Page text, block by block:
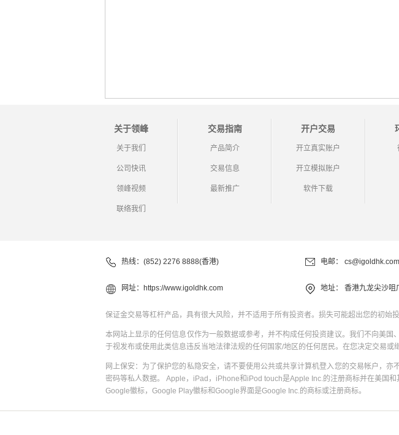
关于领峰
关于我们
公司快讯
领峰视频
联络我们
交易指南
产品简介
交易信息
最新推广
开户交易
开立真实账户
开立模拟账户
软件下载
热线：(852) 2276 8888(香港) 电邮： cs@igoldhk.com
网址： https://www.igoldhk.com 地址： 香港九龙尖沙咀
保证金交易等杠杆产品，具有很大风险，并不适用于所有投资者。损失可能超出您的初始
本网站上显示的任何信息仅作为一般数据或参考，并不构成任何投资建议。我们不向美
于视发布或使用此类信息违反当地法律法规的任何国家/地区的任何居民。在您决定交易
网上保安：为了保护您的私隐安全，请不要使用公共或共享计算机登入您的交易帐户，
密码等私人数据。 Apple，iPad，iPhone和iPod touch是Apple Inc.的注册商标并在美国
Google徽标，Google Play徽标和Google界面是Google Inc.的商标或注册商标。